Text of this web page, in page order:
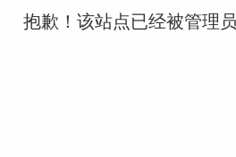
抱歉！该站点已经被管理